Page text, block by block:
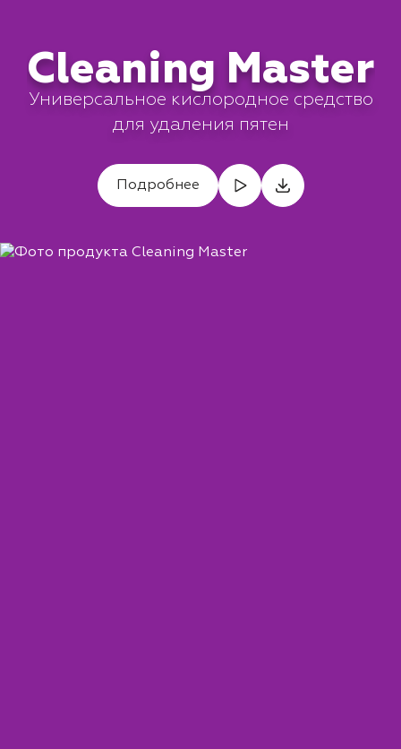
Cleaning Master
Универсальное кислородное средство
для удаления пятен
Подробнее